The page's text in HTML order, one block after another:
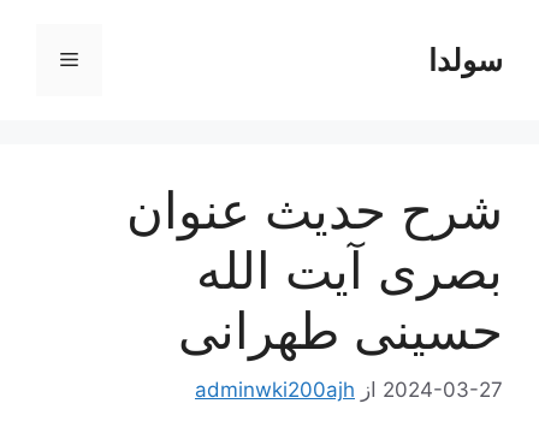
محتواسولدا فهرست
شرح حدیث عنوان
بصری آیت الله
حسینی طهرانی
2024-03-27 از adminwki200ajh